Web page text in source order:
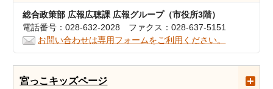
総合政策部 広報広聴課 広報グループ（市役所3階）
電話番号：028-632-2028 ファクス：028-637-5151
お問い合わせは専用フォームをご利用ください。
宮っこキッズページ